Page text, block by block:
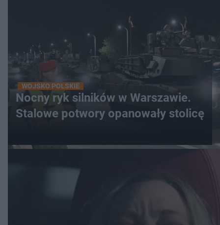
WOJSKO POLSKIE
Nocny ryk silników w Warszawie.
Stalowe potwory opanowały stolicę